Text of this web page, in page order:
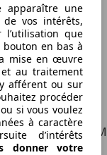
LANE CAM
une
vos intérêts,
l’utilisation que
en bas à
mise en œuvre
au traitement
afférent ou sur
procéder
si vous voulez
à caractère
d’intérêts
donner votre